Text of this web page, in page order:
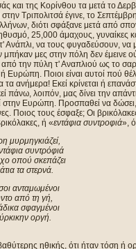
και της Κορίνθου τα μετά το
Τριπολιτσά έγινε, το
διότι σφάξανε μετά από
25,000 άμαχους, γυναίκες
να τους φυγαδεύσουν, να
μες στην πόλη δεν έμεινε
την πύλη τ' Αναπλιού ως το
Ποιοι είναι αυτοί πού
ανήμερα! Εκεί κρίνεται ή
πάνω, λοιπόν, μας δίνει την
Ευρώπη. Προσπαθεί να δώσει,
Ποιος τους έσφαξε; Οι
ή «εντάφια συντροφιά»,
μυρμηγκιάζεί,
συντρόφιά
οπού σκεπάζει
τα στερνά.
ανταμωμένοι
από τη γή,
σφαγμένοι
οργή.
ηθικής, ότι ήταν τόση ή